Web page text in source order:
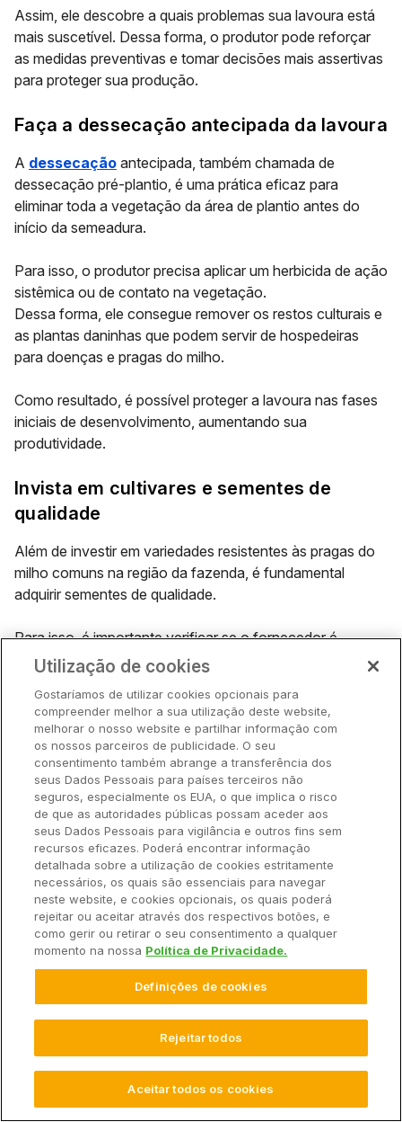
Assim, ele descobre a quais problemas sua lavoura está
mais suscetível. Dessa forma, o produtor pode reforçar
as medidas preventivas e tomar decisões mais assertivas
para proteger sua produção.
Faça a dessecação antecipada da lavoura
A dessecação antecipada, também chamada de
dessecação pré-plantio, é uma prática eficaz para
eliminar toda a vegetação da área de plantio antes do
início da semeadura.
Para isso, o produtor precisa aplicar um herbicida de ação
sistêmica ou de contato na vegetação.
Dessa forma, ele consegue remover os restos culturais e
as plantas daninhas que podem servir de hospedeiras
para doenças e pragas do milho.
Como resultado, é possível proteger a lavoura nas fases
iniciais de desenvolvimento, aumentando sua
produtividade.
Invista em cultivares e sementes de
qualidade
Além de investir em variedades resistentes às pragas do
milho comuns na região da fazenda, é fundamental
adquirir sementes de qualidade.
Para isso, é importante verificar se o fornecedor é
confiável e fazer testes de germinação. Assim, fica mais
fácil evitar surpresas desagradáveis ao longo do
desenvolvimento da lavoura.
Faça o tratamento de sementes
Além de escolher cultivares resistentes, é fundamental
investir no tratamento de sementes (TS), que garante a
proteção da planta contra pragas e doenças nos estádios
iniciais de desenvolvimento.
Como resultado, essa prática ainda favorece
uniformidade da germinaçãoe oaumento da
produtividade.
Vale ressaltar que esse tratamento pode ser feito de
modo manual na própria fazenda, com aplicação de
defensivos químicos ou biológicos, ou industrial,
considerado um método mais eficiente.
Invista no monitoramento constante da
Utilização de cookies
Gostaríamos de utilizar cookies opcionais para
compreender melhor a sua utilização deste website,
melhorar o nosso website e partilhar informação com
os nossos parceiros de publicidade. O seu
consentimento também abrange a transferência dos
seus Dados Pessoais para países terceiros não
seguros, especialmente os EUA, o que implica o risco
de que as autoridades públicas possam aceder aos
seus Dados Pessoais para vigilância e outros fins sem
recursos eficazes. Poderá encontrar informação
detalhada sobre a utilização de cookies estritamente
necessários, os quais são essenciais para navegar
neste website, e cookies opcionais, os quais poderá
rejeitar ou aceitar através dos respectivos botões, e
como gerir ou retirar o seu consentimento a qualquer
momento na nossa Política de Privacidade.
Definições de cookies
Rejeitar todos
Aceitar todos os cookies